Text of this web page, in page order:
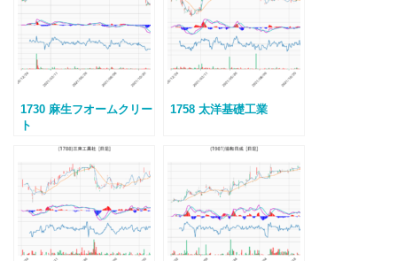
1730 麻生フオームクリー
ト
1758 太洋基礎工業